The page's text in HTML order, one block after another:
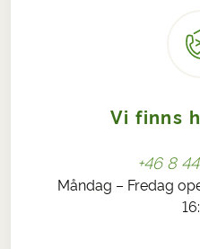
Vi finns
+46 8
Måndag – Fredag